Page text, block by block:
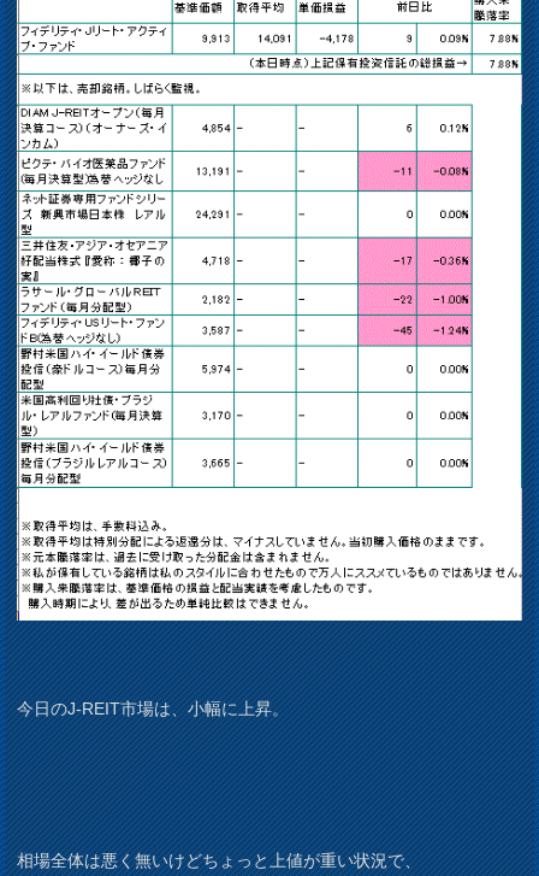
今日のJ-REIT市場は、小幅に上昇。
相場全体は悪く無いけどちょっと上値が重い状況で、